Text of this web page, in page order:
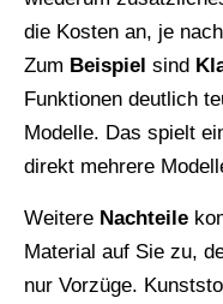
die Kosten an, je
Zum Beispiel sind
Funktionen deutlich
Modelle. Das spielt
direkt mehrere
Weitere Nachteile
Material auf Sie zu,
nur Vorzüge.